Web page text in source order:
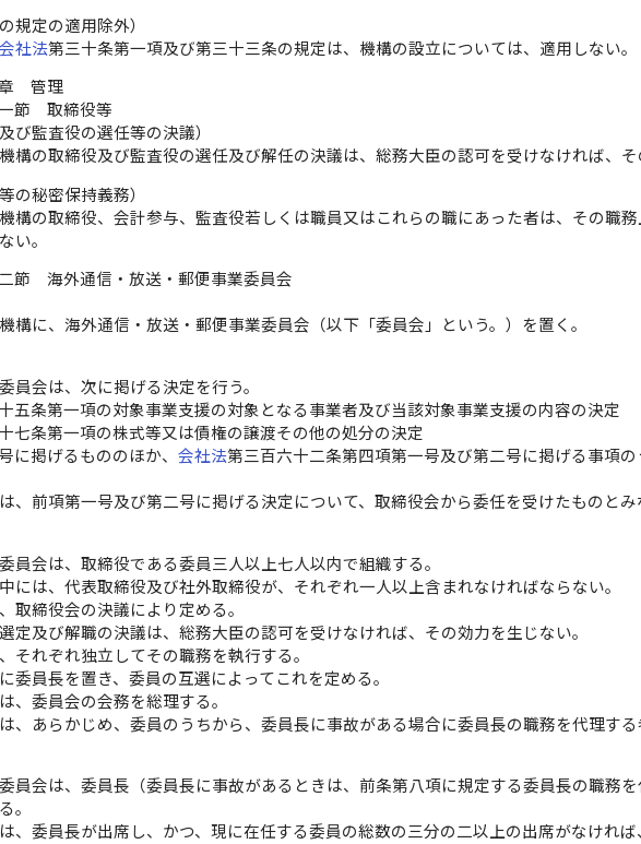
規定の適用除外）
会社法第三十条第一項及び第三十三条の規定は、機構の設立については、適用しない。
管理
節 取締役等
び監査役の選任等の決議）
機構の取締役及び監査役の選任及び解任の決議は、総務大臣の認可を受けなければ、そ
の秘密保持義務）
機構の取締役、会計参与、監査役若しくは職員又はこれらの職にあった者は、その職
い。
節 海外通信・放送・郵便事業委員会
機構に、海外通信・放送・郵便事業委員会（以下「委員会」という。）を置く。
委員会は、次に掲げる決定を行う。
五条第一項の対象事業支援の対象となる事業者及び当該対象事業支援の内容の決定
七条第一項の株式等又は債権の譲渡その他の処分の決定
に掲げるもののほか、会社法第三百六十二条第四項第一号及び第二号に掲げる事項
、前項第一号及び第二号に掲げる決定について、取締役会から委任を受けたものとみ
委員会は、取締役である委員三人以上七人以内で組織する。
には、代表取締役及び社外取締役が、それぞれ一人以上含まれなければならない。
取締役会の決議により定める。
定及び解職の決議は、総務大臣の認可を受けなければ、その効力を生じない。
それぞれ独立してその職務を執行する。
委員長を置き、委員の互選によってこれを定める。
、委員会の会務を総理する。
、あらかじめ、委員のうちから、委員長に事故がある場合に委員長の職務を代理する
委員会は、委員長（委員長に事故があるときは、前条第八項に規定する委員長の職務
。
、委員長が出席し、かつ、現に在任する委員の総数の三分の二以上の出席がなければ